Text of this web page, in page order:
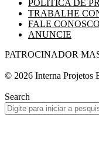
POLÍTICA DE
TRABALHE
FALE CONOSCO
ANUNCIE
PATROCINADOR
© 2026 Interna Projetos
Search